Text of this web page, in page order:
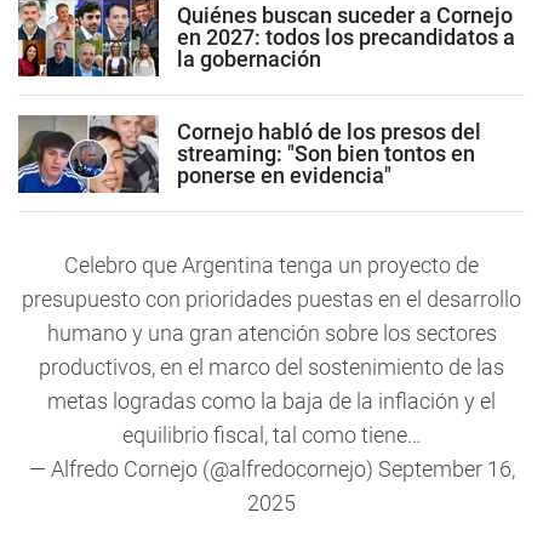
Quiénes buscan suceder a Cornejo
en 2027: todos los precandidatos a
la gobernación
Cornejo habló de los presos del
streaming: "Son bien tontos en
ponerse en evidencia"
Celebro que Argentina tenga un proyecto de
presupuesto con prioridades puestas en el desarrollo
humano y una gran atención sobre los sectores
productivos, en el marco del sostenimiento de las
metas logradas como la baja de la inflación y el
equilibrio fiscal, tal como tiene…
— Alfredo Cornejo (@alfredocornejo) September 16,
2025